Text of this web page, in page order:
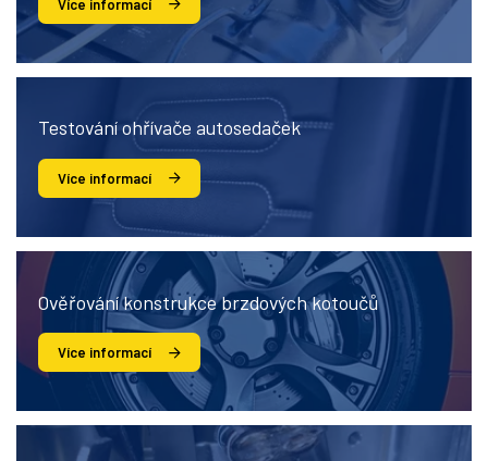
Více informací
Testování ohřívače autosedaček
Více informací
Ověřování konstrukce brzdových kotoučů
Více informací